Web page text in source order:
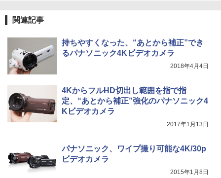
関連記事
持ちやすくなった、“あとから補正”でき
るパナソニック4Kビデオカメラ
2018年4月4日
4KからフルHD切出し範囲を指で指
定、“あとから補正”強化のパナソニック4
Kビデオカメラ
2017年1月13日
パナソニック、ワイプ撮り可能な4K/30p
ビデオカメラ
2015年1月8日